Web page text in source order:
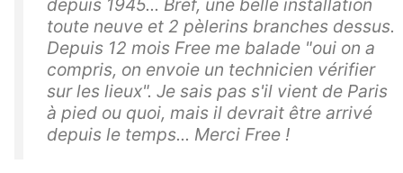
toute neuve et 2 pèlerins branches dessus.
Depuis 12 mois Free me balade "oui on a
compris, on envoie un technicien vérifier
sur les lieux". Je sais pas s'il vient de Paris
à pied ou quoi, mais il devrait être arrivé
depuis le temps... Merci Free !